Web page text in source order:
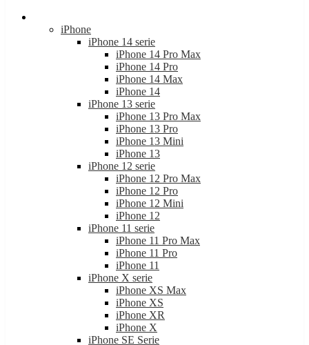
iPhone
iPhone 14 serie
iPhone 14 Pro Max
iPhone 14 Pro
iPhone 14 Max
iPhone 14
iPhone 13 serie
iPhone 13 Pro Max
iPhone 13 Pro
iPhone 13 Mini
iPhone 13
iPhone 12 serie
iPhone 12 Pro Max
iPhone 12 Pro
iPhone 12 Mini
iPhone 12
iPhone 11 serie
iPhone 11 Pro Max
iPhone 11 Pro
iPhone 11
iPhone X serie
iPhone XS Max
iPhone XS
iPhone XR
iPhone X
iPhone SE Serie